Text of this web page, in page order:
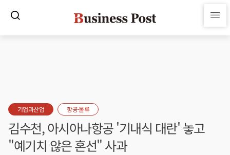
기업과산업 항공·물류
김수천, 아시아나항공 '기내식 대란' 놓고
"예기치 않은 혼선" 사과